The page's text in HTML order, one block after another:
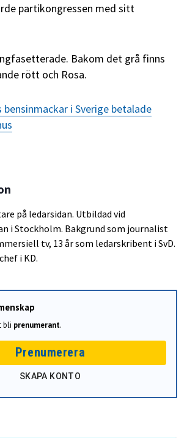
partikongressen med sitt
Bakom det grå finns
rött och Rosa.
bensinmackar i Sverige betalade
på ledarsidan. Utbildad vid
i Stockholm. Bakgrund som journalist
tv, 13 år som ledarskribent i SvD.
i KD.
bli prenumerant.
Prenumerera
SKAPA KONTO